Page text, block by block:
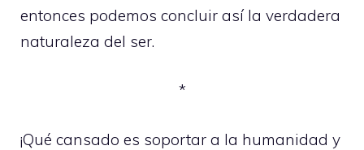
entonces podemos concluir así la verdadera
naturaleza del ser.
*
¡Qué cansado es soportar a la humanidad y